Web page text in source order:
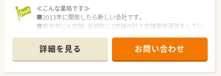
【求人情報について】
■時給3,000円という高水準の給与設定に加え、これまでの経験
や実績をしっかりと考慮した上で決定される納得の条件です。
に多く、ワークライフバランスを重視する方に最適な環境です。
■転勤の心配がなく、マイカー通勤も可能となっているため、地
元で腰を据えて長く働き続けたいという希望が叶う職場です。
≪こんな薬局です≫
■2013年に開局したら新しい会社です。
■熊本市に６店舗、益城町に1店舗の計７店舗薬局運営をしてい
■51施設、約410件の在宅に取り組んでいます。
■熊本では一早くオンライン服薬指導に取り組まれておりま
す。
■20～60代の幅広い薬剤師が活躍しています。それぞれの環境
詳細を見る お問い合わせ